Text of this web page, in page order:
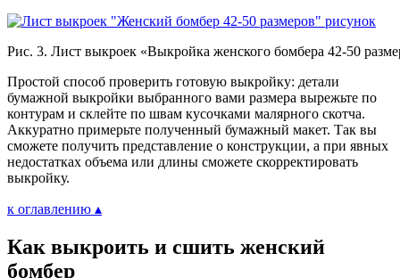
Рис. 3. Лист выкроек «Выкройка женского бомбера 42-50
Простой способ проверить готовую выкройку: детали
бумажной выкройки выбранного вами размера вырежьте по
контурам и склейте по швам кусочками малярного скотча.
Аккуратно примерьте полученный бумажный макет. Так вы
сможете получить представление о конструкции, а при явных
недостатках объема или длины сможете скорректировать
выкройку.
к оглавлению ▴
Как выкроить и сшить женский
бомбер